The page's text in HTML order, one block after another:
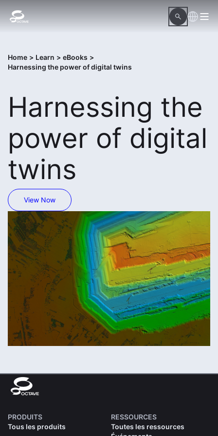
Home > Learn > eBooks >
Harnessing the power of digital twins
Harnessing the
power of digital
twins
View Now
PRODUITS
Tous les produits
RESSOURCES
Toutes les ressources